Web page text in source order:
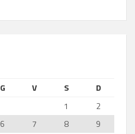
G V S
D
1
2
6 7 8
9